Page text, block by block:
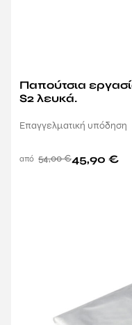
Παπούτσια
S2 λευκά.
Επαγγελματική υπόδηση
54,00€45,90 €